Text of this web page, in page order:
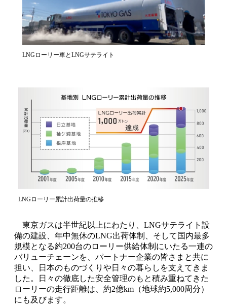
LNGローリー車とLNGサテライト
LNGローリー累計出荷量の推移
東京ガスは半世紀以上にわたり、LNGサテライト設
備の建設、年中無休のLNG出荷体制、そして国内最多
規模となる約200台のローリー供給体制にいたる一連の
バリューチェーンを、パートナー企業の皆さまと共に
担い、日本のものづくりや日々の暮らしを支えてきま
した。日々の徹底した安全管理のもと積み重ねてきた
ローリーの走行距離は、約2億km（地球約5,000周分）
にも及びます。